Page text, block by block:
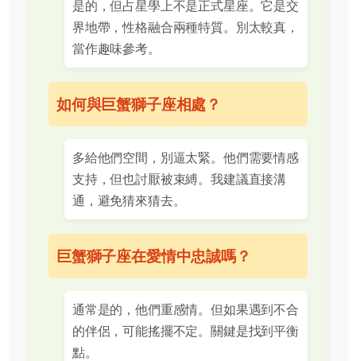
是的，但占星學上不是正式星座。它是交
界地帶，性格融合兩種特質。別太較真，
當作趣味參考。
如何與巨蟹獅子座相處？
多給他們空間，別逼太緊。他們需要情感
支持，但也討厭被束縛。我建議直接溝
通，避免猜來猜去。
巨蟹獅子座在愛情中忠誠嗎？
通常是的，他們重感情。但如果遇到不合
的伴侶，可能搖擺不定。關鍵是找到平衡
點。